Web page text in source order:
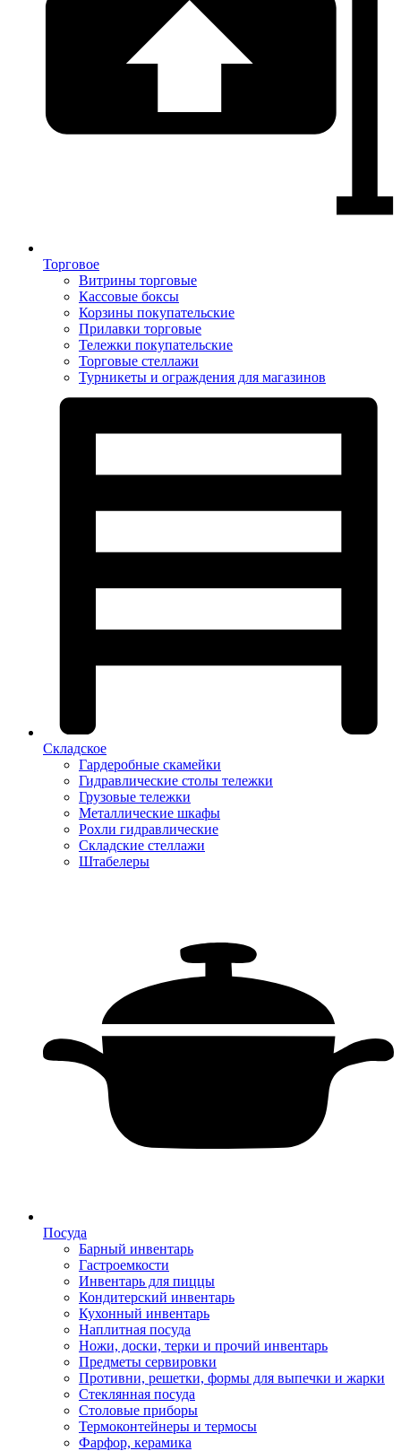
Торговое
Витрины торговые
Кассовые боксы
Корзины покупательские
Прилавки торговые
Тележки покупательские
Торговые стеллажи
Турникеты и ограждения для магазинов
Складское
Гардеробные скамейки
Гидравлические столы тележки
Грузовые тележки
Металлические шкафы
Рохли гидравлические
Складские стеллажи
Штабелеры
Посуда
Барный инвентарь
Гастроемкости
Инвентарь для пиццы
Кондитерский инвентарь
Кухонный инвентарь
Наплитная посуда
Ножи, доски, терки и прочий инвентарь
Предметы сервировки
Противни, решетки, формы для выпечки и жарки
Стеклянная посуда
Столовые приборы
Термоконтейнеры и термосы
Фарфор, керамика